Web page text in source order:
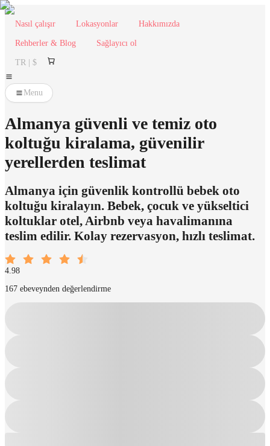
Nasıl çalışır Lokasyonlar Hakkımızda
Rehberler & Blog Sağlayıcı ol
TR | $
Menu
Almanya güvenli ve temiz oto
koltuğu kiralama, güvenilir
yerellerden teslimat
Almanya için güvenlik kontrollü bebek oto
koltuğu kiralayın. Bebek, çocuk ve yükseltici
koltuklar otel, Airbnb veya havalimanına
teslim edilir. Kolay rezervasyon, hızlı teslimat.
4.98
167 ebeveynden değerlendirme